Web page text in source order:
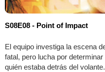
S08E08 - Point of Impact
El equipo investiga la escena
fatal, pero lucha por
quién estaba detrás del volante.